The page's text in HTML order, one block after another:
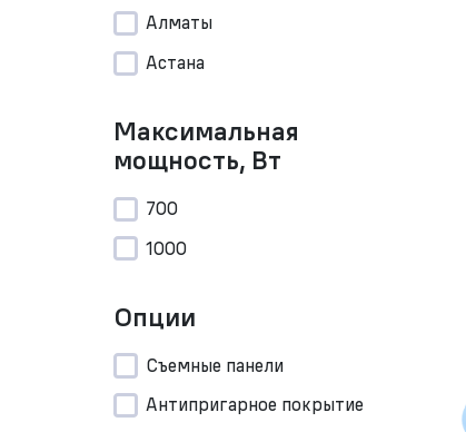
Алматы
Астана
Максимальная
мощность, Вт
700
1000
Опции
Съемные панели
Антипригарное покрытие